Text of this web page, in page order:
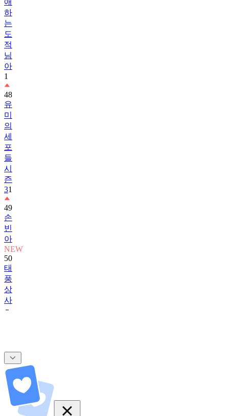
하
는
도
적
님
아
1
48
유
미
의
세
포
들
시
즌
31
49
손
빈
아
NEW
50
태
풍
상
사